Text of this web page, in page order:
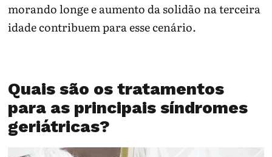
morando longe e aumento da solidão na terceira
idade contribuem para esse cenário.
Quais são os tratamentos
para as principais síndromes
geriátricas?